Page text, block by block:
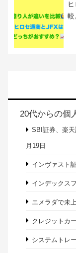
較
20代からの個
SBI証券、楽
月19日
インヴァスト
インデックス
エメラダで未
クレジットカ
システムトレ